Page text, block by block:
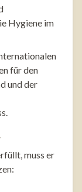
Hygiene im
für den
und der
muss er